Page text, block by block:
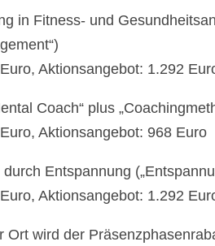
in Fitness- und
Aktionsangebot: 1.292
Coach“ plus
Aktionsangebot: 968 Euro
Entspannung
Aktionsangebot: 1.292
Ort wird der